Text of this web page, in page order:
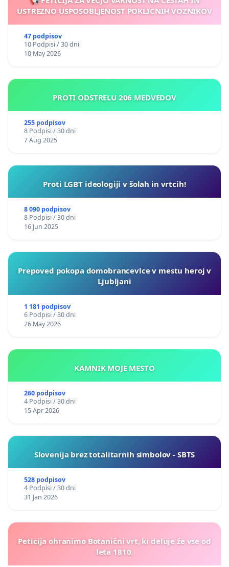
USTREZNO USPOSOBLJENOST POKLICNIH VOZNIKOV
47 podpisov
10 Podpisi / 30 dni
10 May 2026
PROTI ODSTRELU 206 MEDVEDOV
255 podpisov
8 Podpisi / 30 dni
7 Aug 2025
Proti LGBT ideologiji v šolah in vrtcih!
8 090 podpisov
8 Podpisi / 30 dni
16 Jun 2025
Prepoved pokopa domobrancevlce v mestu heroj v
Ljubljani
1 181 podpisov
6 Podpisi / 30 dni
26 May 2026
KAMNIK MOJE MESTO
260 podpisov
4 Podpisi / 30 dni
15 Apr 2026
Slovenija brez totalitarnih simbolov - SBTS
528 podpisov
4 Podpisi / 30 dni
31 Jan 2026
Peticija ohranimo Botanični vrt, ki deluje že vse od
leta 1810.